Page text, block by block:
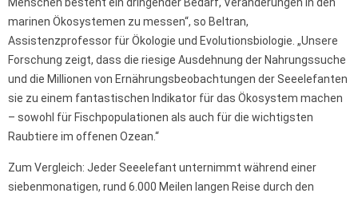
Menschen besteht ein dringender Bedarf, Veränderungen in den
marinen Ökosystemen zu messen“, so Beltran,
Assistenzprofessor für Ökologie und Evolutionsbiologie. „Unsere
Forschung zeigt, dass die riesige Ausdehnung der Nahrungssuche
und die Millionen von Ernährungsbeobachtungen der Seeelefanten
sie zu einem fantastischen Indikator für das Ökosystem machen
– sowohl für Fischpopulationen als auch für die wichtigsten
Raubtiere im offenen Ozean.“
Zum Vergleich: Jeder Seeelefant unternimmt während einer
siebenmonatigen, rund 6.000 Meilen langen Reise durch den